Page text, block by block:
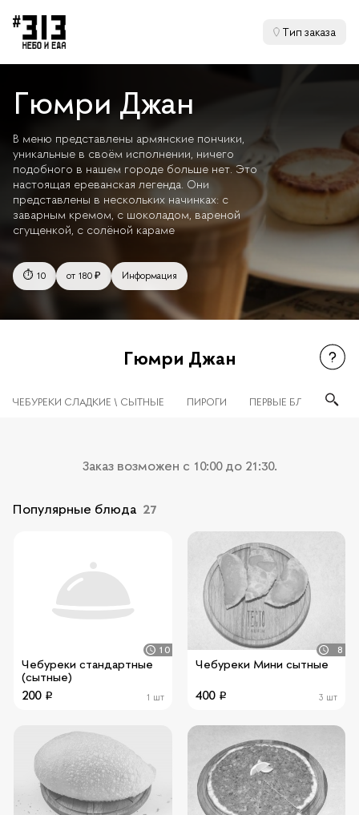
Тип заказа
Гюмри Джан
В меню представлены армянские пончики,
уникальные в своём исполнении, ничего
подобного в нашем городе больше нет. Это
настоящая ереванская легенда. Они
представлены в нескольких начинках: с
заварным кремом, с шоколадом, вареной
сгущенкой, с солёной караме
⏱️ 10 от 180 ₽ Информация
Гюмри Джан
ЧЕБУРЕКИ СЛАДКИЕ \ СЫТНЫЕ ПИРОГИ ПЕРВЫЕ БЛЮДА
Заказ возможен c 10:00 до 21:30.
Популярные блюда 27
10
Чебуреки стандартные
(сытные)
200 1 шт
8
Чебуреки Мини сытные
400 3 шт